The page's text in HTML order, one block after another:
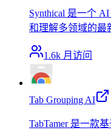
Synthical 是一个
和理解多领域的最
1.6k 月访问
Tab Grouping AI
TabTamer 是一款